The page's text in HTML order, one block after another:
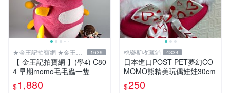
★金王記拍寶網 ★金王記
拍寶趣
1639
【 金王記拍寶網 】(學4) C80
4 早期momo毛毛蟲一隻
$1,880
桃樂斯收藏鋪 4334
日本進口POST PET夢幻CO
MOMO熊精美玩偶娃娃30cm
$250